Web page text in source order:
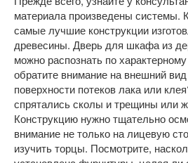
материала произведены системы.
самые лучшие конструкции
древесины. Дверь для шкафа из
можно распознать по
обратите внимание на внешний
поверхности потеков лака или
спрятались сколы и трещины или
Конструкцию нужно тщательно
внимание не только на лицевую
изучить торцы. Посмотрите,